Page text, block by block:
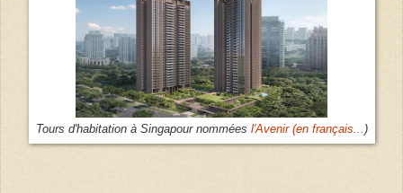
Tours d'habitation à Singapour nommées l'Avenir (en français... )